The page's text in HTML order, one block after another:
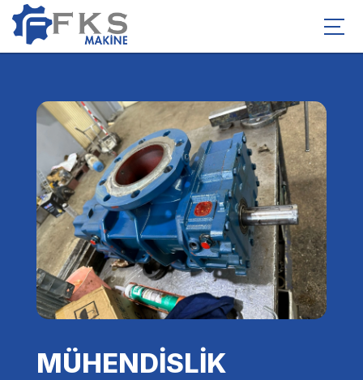
MÜHENDİSLİK